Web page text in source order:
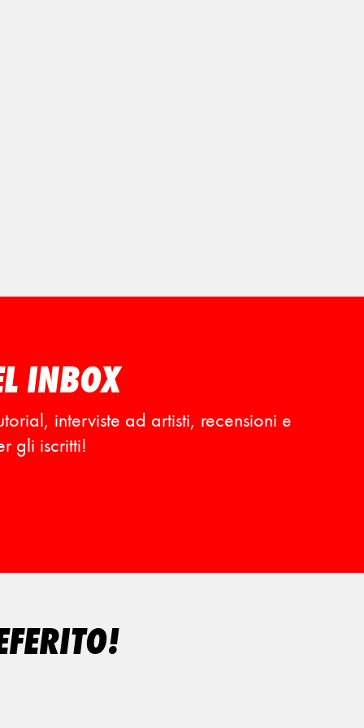
INBOX
interviste ad artisti, recensioni e
gli iscritti!